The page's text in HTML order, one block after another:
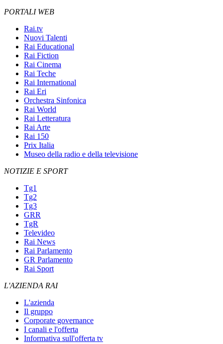
PORTALI WEB
Rai.tv
Nuovi Talenti
Rai Educational
Rai Fiction
Rai Cinema
Rai Teche
Rai International
Rai Eri
Orchestra Sinfonica
Rai World
Rai Letteratura
Rai Arte
Rai 150
Prix Italia
Museo della radio e della televisione
NOTIZIE E SPORT
Tg1
Tg2
Tg3
GRR
TgR
Televideo
Rai News
Rai Parlamento
GR Parlamento
Rai Sport
L'AZIENDA RAI
L'azienda
Il gruppo
Corporate governance
I canali e l'offerta
Informativa sull'offerta tv